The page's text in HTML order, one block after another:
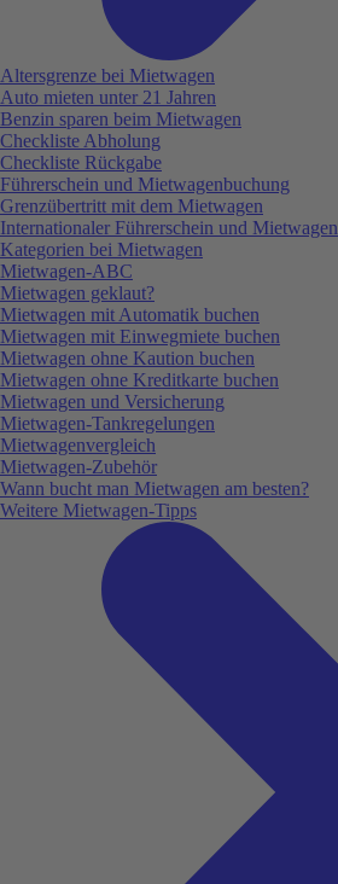
Altersgrenze bei Mietwagen
Auto mieten unter 21 Jahren
Benzin sparen beim Mietwagen
Checkliste Abholung
Checkliste Rückgabe
Führerschein und Mietwagenbuchung
Grenzübertritt mit dem Mietwagen
Internationaler Führerschein und Mietwagen
Kategorien bei Mietwagen
Mietwagen-ABC
Mietwagen geklaut?
Mietwagen mit Automatik buchen
Mietwagen mit Einwegmiete buchen
Mietwagen ohne Kaution buchen
Mietwagen ohne Kreditkarte buchen
Mietwagen und Versicherung
Mietwagen-Tankregelungen
Mietwagenvergleich
Mietwagen-Zubehör
Wann bucht man Mietwagen am besten?
Weitere Mietwagen-Tipps